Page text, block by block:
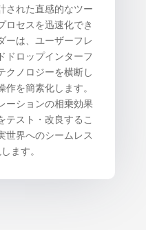
された直感的なツー
ロセスを迅速化でき
ーは、ユーザーフレ
ドロップインターフ
クノロジーを横断し
を簡素化します。
ーションの相乗効果
テスト・改良するこ
世界へのシームレス
ます。